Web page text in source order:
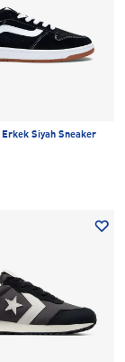
Erkek Siyah Sneaker